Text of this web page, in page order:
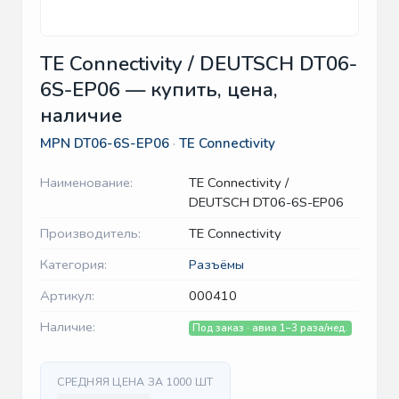
TE Connectivity / DEUTSCH DT06-
6S-EP06 — купить, цена,
наличие
MPN DT06-6S-EP06 · TE Connectivity
Наименование:
TE Connectivity /
DEUTSCH DT06-6S-EP06
Производитель:
TE Connectivity
Категория:
Разъёмы
Артикул:
000410
Наличие:
Под заказ · авиа 1–3 раза/нед.
СРЕДНЯЯ ЦЕНА ЗА 1000 ШТ